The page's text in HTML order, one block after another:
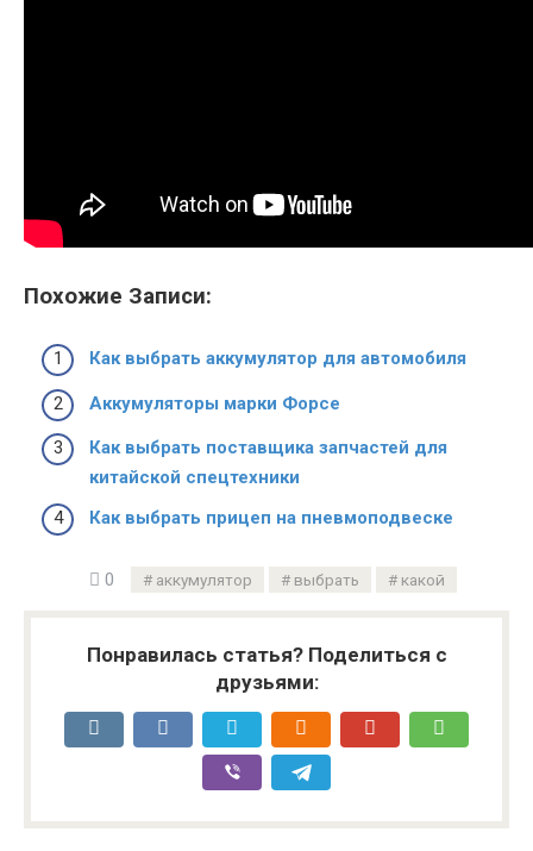
Похожие Записи:
Как выбрать аккумулятор для автомобиля
Аккумуляторы марки Форсе
Как выбрать поставщика запчастей для
китайской спецтехники
Как выбрать прицеп на пневмоподвеске
0 аккумулятор выбрать какой
Понравилась статья? Поделиться с
друзьями: